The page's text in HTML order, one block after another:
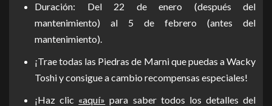
Duración: Del 22 de enero (después del
mantenimiento) al 5 de febrero (antes del
mantenimiento).
¡Trae todas las Piedras de Marni que puedas a Wacky
Toshi y consigue a cambio recompensas especiales!
¡Haz clic «aquí» para saber todos los detalles del